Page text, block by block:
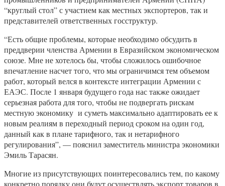
“круглый стол” с участием как местных экспортеров, так и
представителей ответственных госструктур.
“Есть общие проблемы, которые необходимо обсудить в
преддверии членства Армении в Евразийском экономическом
союзе. Мне не хотелось бы, чтобы сложилось ошибочное
впечатление насчет того, что мы ограничимся тем объемом
работ, который велся в контексте интеграции Армении с
ЕАЭС. После 1 января будущего года нас также ожидает
серьезная работа для того, чтобы не подвергать рискам
местную экономику и суметь максимально адаптировать ее к
новым реалиям в переходный период сроком на один год,
данный как в плане тарифного, так и нетарифного
регулирования”, — пояснил заместитель министра экономики
Эмиль Тарасян.
Многие из присутствующих поинтересовались тем, по какому
конкретно порядку они будут осуществлять экспорт товаров в